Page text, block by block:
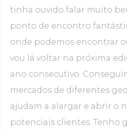
tinha ouvido falar muito
ponto de encontro
onde podemos encontrar
vou lá voltar na próxima
ano consecutivo.
mercados de diferentes
ajudam a alargar e abrir o
potenciais clientes. Tenho